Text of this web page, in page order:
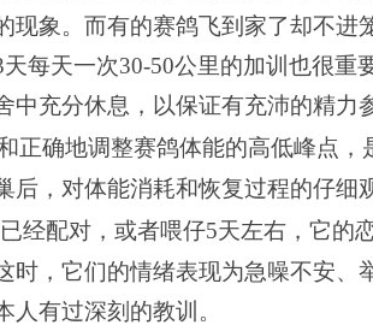
现象。而有的赛鸽飞到家了却不进
天每天一次30-50公里的加训也很重
中充分休息，以保证有充沛的精力
正确地调整赛鸽体能的高低峰点
后，对体能消耗和恢复过程的仔细
经配对，或者喂仔5天左右，它的
时，它们的情绪表现为急噪不安、
人有过深刻的教训。